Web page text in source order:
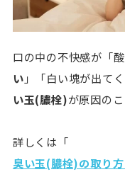
口の中の不快感が「
い 」「白い塊が出て
い玉(膿栓)が原因のこ
詳しくは「
臭い玉(膿栓)の取り